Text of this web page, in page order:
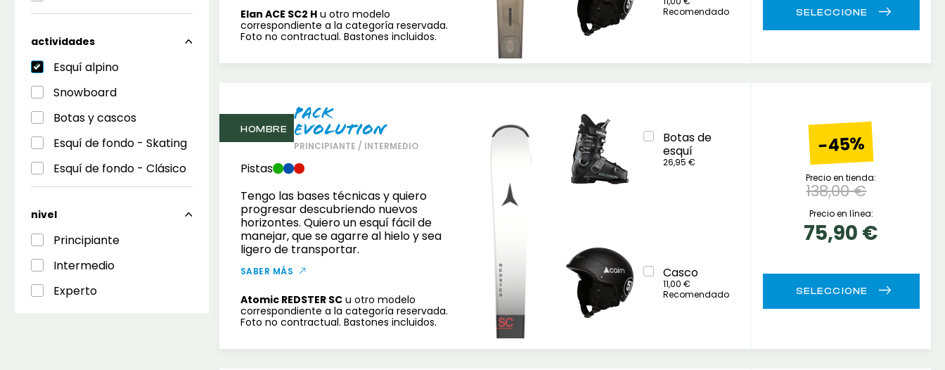
actividades
Esquí alpino
Snowboard
Botas y cascos
Esquí de fondo - Skating
Esquí de fondo - Clásico
nivel
Principiante
Intermedio
Experto
Elan ACE SC2 H u otro modelo
correspondiente a la categoría reservada.
Foto no contractual. Bastones incluidos.
Recomendado
HOMBRE
Pack
Evolution
PRINCIPIANTE / INTERMEDIO
Pistas
Tengo las bases técnicas y quiero
progresar descubriendo nuevos
horizontes. Quiero un esquí fácil de
manejar, que se agarre al hielo y sea
ligero de transportar.
SABER MÁS
Atomic REDSTER SC u otro modelo
correspondiente a la categoría reservada.
Foto no contractual. Bastones incluidos.
Botas de
esquí
26,95 €
Casco
11,00 €
Recomendado
-45%
Precio en tienda:
138,00 €
Precio en línea:
75,90 €